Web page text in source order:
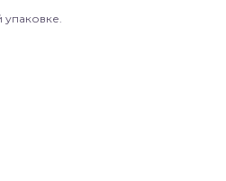
упаковке.